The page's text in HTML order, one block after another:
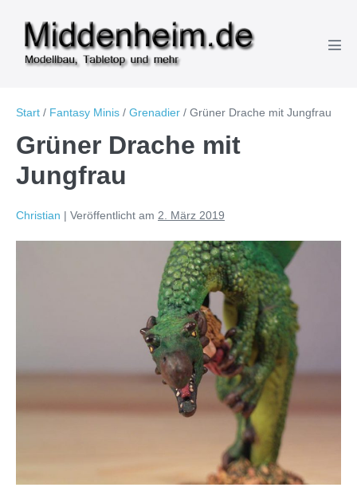
Inhalt
springen
Start / Fantasy Minis / Grenadier / Grüner Drache mit Jungfrau
Grüner Drache mit
Jungfrau
Christian | Veröffentlicht am 2. März 2019